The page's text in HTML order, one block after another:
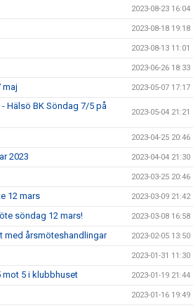
2023-08-23 16:04
2023-08-18 19:18
2023-08-13 11:01
2023-06-26 18:33
maj 2023-05-07 17:17
Hälsö BK Söndag 7/5 på
2023-05-04 21:21
2023-04-25 20:46
2023 2023-04-04 21:30
2023-03-25 20:46
12 mars 2023-03-09 21:42
söndag 12 mars! 2023-03-08 16:58
med årsmöteshandlingar 2023-02-05 13:50
2023-01-31 11:30
5 i klubbhuset 2023-01-19 21:44
2023-01-16 19:49